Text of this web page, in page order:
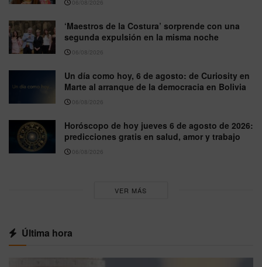
06/08/2026
‘Maestros de la Costura’ sorprende con una
segunda expulsión en la misma noche
06/08/2026
Un día como hoy, 6 de agosto: de Curiosity en
Marte al arranque de la democracia en Bolivia
06/08/2026
Horóscopo de hoy jueves 6 de agosto de 2026:
predicciones gratis en salud, amor y trabajo
06/08/2026
VER MÁS
Última hora